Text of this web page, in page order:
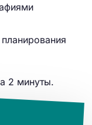
2 минуты.